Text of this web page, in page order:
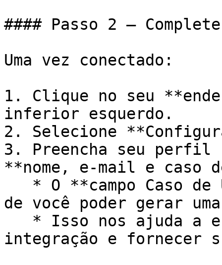
#### Passo 2 —
Uma vez conectado:
1. Clique no seu
inferior esquerdo.
2. Selecione
3. Preencha seu perfil
**nome, e-mail e caso
de você poder gerar
integração e fornecer